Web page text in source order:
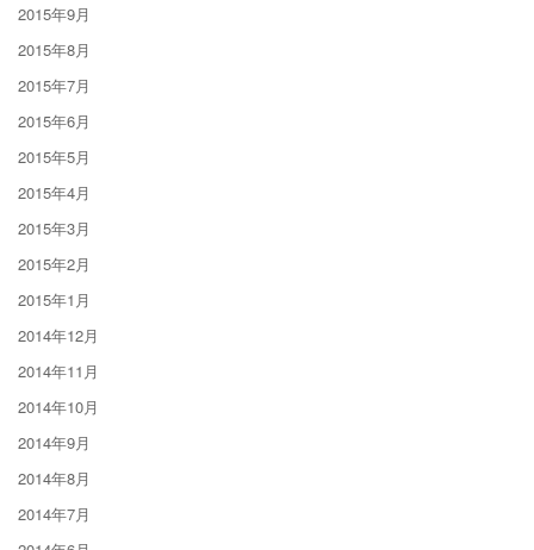
2015年9月
2015年8月
2015年7月
2015年6月
2015年5月
2015年4月
2015年3月
2015年2月
2015年1月
2014年12月
2014年11月
2014年10月
2014年9月
2014年8月
2014年7月